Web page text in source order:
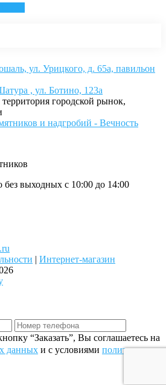
ул. Урицкого, д. 65а, павильон
, ул. Ботино, 123а
городской рынок,
выходных с 10:00 до 14:00
| Интернет-магазин
“Заказать”, Вы соглашаетесь на
данных и с условиями политики